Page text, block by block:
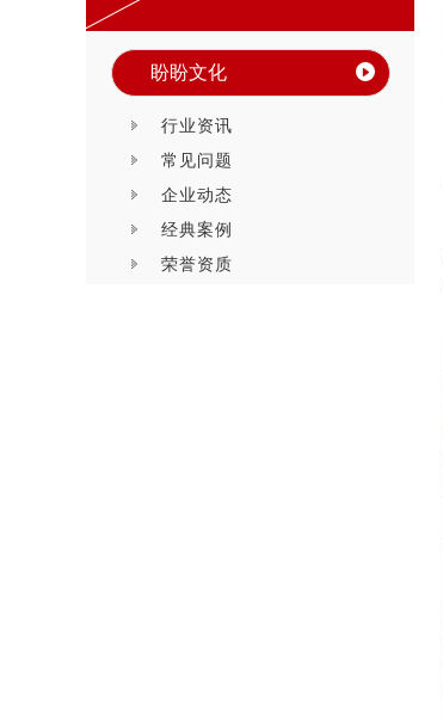
盼盼文化
行业资讯
常见问题
企业动态
经典案例
荣誉资质